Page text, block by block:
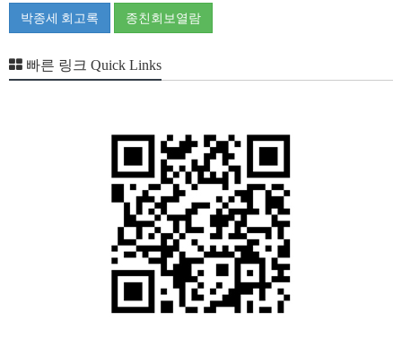
박종세 회고록 종친회보열람
빠른 링크 Quick Links